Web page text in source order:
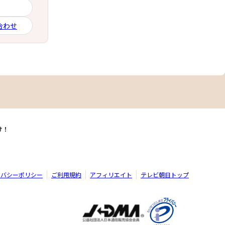
わせ
シーポリシー ご利用規約 アフィリエイト テレビ朝日トップ